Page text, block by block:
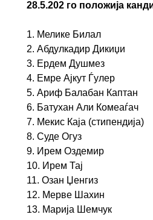
28.5.202 го положија
1. Мелике Билал
2. Абдулкадир Дикиџи
3. Ердем Душмез
4. Емре Ајкут Ѓулер
5. Ариф Балабан Каптан
6. Батухан Али Комеаѓач
7. Мекис Каја (стипендија)
8. Суде Огуз
9. Ирем Оздемир
10. Ирем Тај
11. Озан Џенгиз
12. Мерве Шахин
13. Марија Шемчук